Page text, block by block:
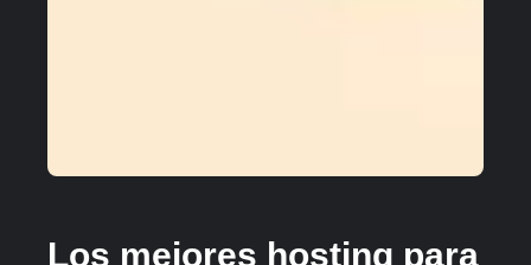
Los mejores hosting para